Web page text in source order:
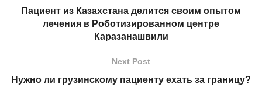
Пациент из Казахстана делится своим опытом
лечения в Pоботизированном центре
Каразанашвили
Next Post
Нужно ли грузинскому пациенту ехать за границу?